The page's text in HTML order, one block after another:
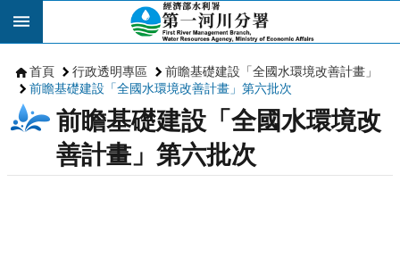
跳到主要內容區塊
首頁 行政透明專區
前瞻基礎建設「全國水環境改善計畫」
前瞻基礎建設「全國水環境改善計畫」第六批次
前瞻基礎建設「全國水環境改
善計畫」第六批次